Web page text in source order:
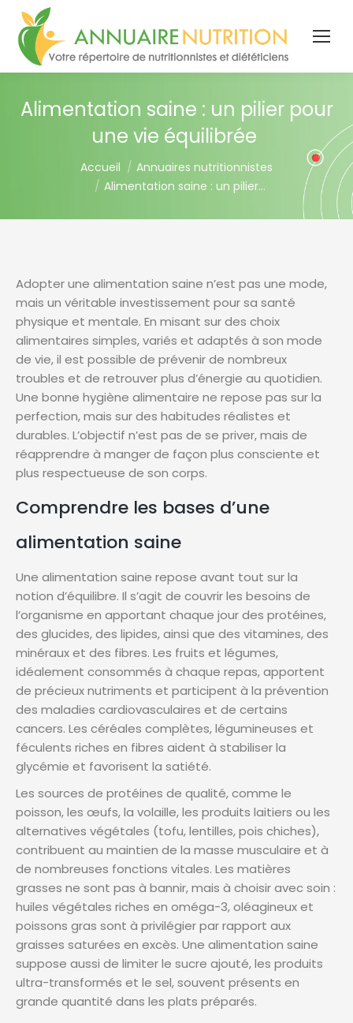
Alimentation saine : un pilier pour
une vie équilibrée
You are here:Accueil
Annuaires nutritionnistes
Alimentation saine : un pilier…
Adopter une alimentation saine n’est pas une mode,
mais un véritable investissement pour sa santé
physique et mentale. En misant sur des choix
alimentaires simples, variés et adaptés à son mode
de vie, il est possible de prévenir de nombreux
troubles et de retrouver plus d’énergie au quotidien.
Une bonne hygiène alimentaire ne repose pas sur la
perfection, mais sur des habitudes réalistes et
durables. L’objectif n’est pas de se priver, mais de
réapprendre à manger de façon plus consciente et
plus respectueuse de son corps.
Comprendre les bases d’une
alimentation saine
Une alimentation saine repose avant tout sur la
notion d’équilibre. Il s’agit de couvrir les besoins de
l’organisme en apportant chaque jour des protéines,
des glucides, des lipides, ainsi que des vitamines, des
minéraux et des fibres. Les fruits et légumes,
idéalement consommés à chaque repas, apportent
de précieux nutriments et participent à la prévention
des maladies cardiovasculaires et de certains
cancers. Les céréales complètes, légumineuses et
féculents riches en fibres aident à stabiliser la
glycémie et favorisent la satiété.
Les sources de protéines de qualité, comme le
poisson, les œufs, la volaille, les produits laitiers ou les
alternatives végétales (tofu, lentilles, pois chiches),
contribuent au maintien de la masse musculaire et à
de nombreuses fonctions vitales. Les matières
grasses ne sont pas à bannir, mais à choisir avec soin :
huiles végétales riches en oméga-3, oléagineux et
poissons gras sont à privilégier par rapport aux
graisses saturées en excès. Une alimentation saine
suppose aussi de limiter le sucre ajouté, les produits
ultra-transformés et le sel, souvent présents en
grande quantité dans les plats préparés.